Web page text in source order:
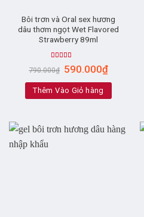
Bôi trơn và Oral sex hương
dâu thơm ngọt Wet Flavored
Strawberry 89ml
Rated5.00
out of 5
790.000₫ 590.000₫
Thêm Vào Giỏ hàng